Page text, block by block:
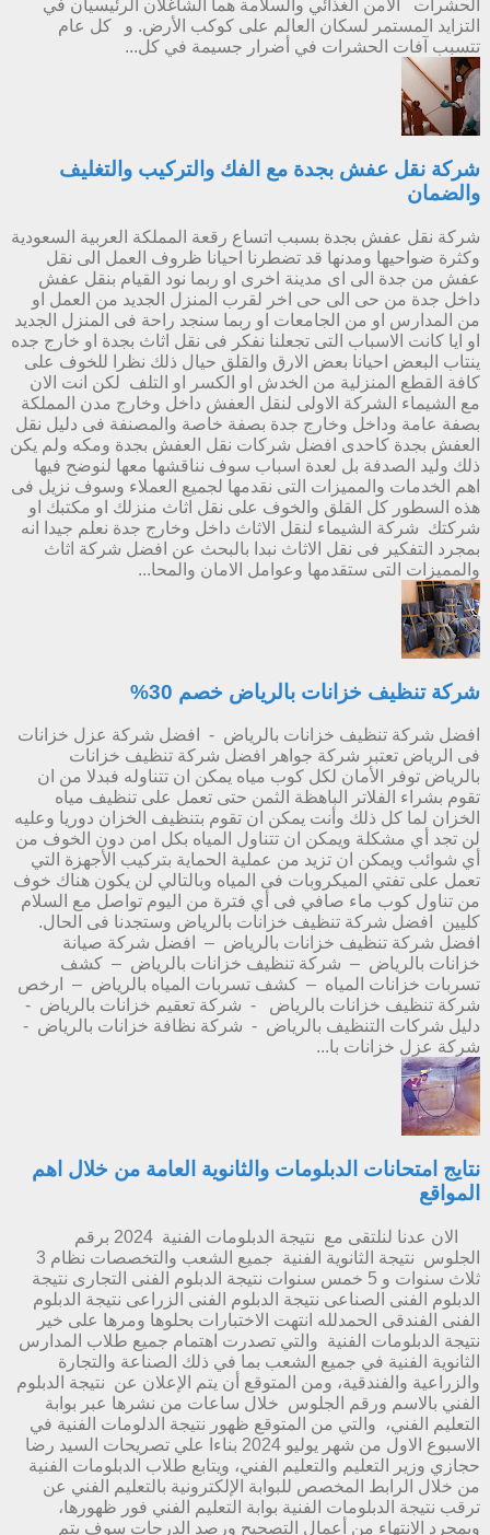
الحشرات الأمن الغذائي والسلامة هما الشاغلان الرئيسيان في
التزايد المستمر لسكان العالم على كوكب الأرض. و كل عام
تتسبب آفات الحشرات في أضرار جسيمة في كل...
شركة نقل عفش بجدة مع الفك والتركيب والتغليف
والضمان
شركة نقل عفش بجدة بسبب اتساع رقعة المملكة العربية السعودية
وكثرة ضواحيها ومدنها قد تضطرنا احيانا ظروف العمل الى نقل
عفش من جدة الى اى مدينة اخرى او ربما نود القيام بنقل عفش
داخل جدة من حى الى حى اخر لقرب المنزل الجديد من العمل او
من المدارس او من الجامعات او ربما سنجد راحة فى المنزل الجديد
او ايا كانت الاسباب التى تجعلنا نفكر فى نقل اثاث بجدة او خارج جده
ينتاب البعض احيانا بعض الارق والقلق حيال ذلك نظرا للخوف على
كافة القطع المنزلية من الخدش او الكسر او التلف لكن انت الان
مع الشيماء الشركة الاولى لنقل العفش داخل وخارج مدن المملكة
بصفة عامة وداخل وخارج جدة بصفة خاصة والمصنفة فى دليل نقل
العفش بجدة كاحدى افضل شركات نقل العفش بجدة ومكه ولم يكن
ذلك وليد الصدفة بل لعدة اسباب سوف نناقشها معها لنوضح فيها
اهم الخدمات والمميزات التى نقدمها لجميع العملاء وسوف نزيل فى
هذه السطور كل القلق والخوف على نقل اثاث منزلك او مكتبك او
شركتك شركة الشيماء لنقل الاثاث داخل وخارج جدة نعلم جيدا انه
بمجرد التفكير فى نقل الاثاث نبدا بالبحث عن افضل شركة اثاث
والمميزات التى ستقدمها وعوامل الامان والمحا...
شركة تنظيف خزانات بالرياض خصم 30%
افضل شركة تنظيف خزانات بالرياض - افضل شركة عزل خزانات
فى الرياض تعتبر شركة جواهر افضل شركة تنظيف خزانات
بالرياض توفر الأمان لكل كوب مياه يمكن ان تتناوله فبدلا من ان
تقوم بشراء الفلاتر الباهظة الثمن حتى تعمل على تنظيف مياه
الخزان لما كل ذلك وأنت يمكن ان تقوم بتنظيف الخزان دوريا وعليه
لن تجد أي مشكلة ويمكن ان تتناول المياه بكل امن دون الخوف من
أي شوائب ويمكن ان تزيد من عملية الحماية بتركيب الأجهزة التي
تعمل على تفتي الميكروبات فى المياه وبالتالي لن يكون هناك خوف
من تناول كوب ماء صافي فى أي فترة من اليوم تواصل مع السلام
كليين افضل شركة تنظيف خزانات بالرياض وستجدنا فى الحال.
افضل شركة تنظيف خزانات بالرياض – افضل شركة صيانة
خزانات بالرياض – شركة تنظيف خزانات بالرياض – كشف
تسربات خزانات المياه – كشف تسربات المياه بالرياض – ارخص
شركة تنظيف خزانات بالرياض - شركة تعقيم خزانات بالرياض -
دليل شركات التنظيف بالرياض - شركة نظافة خزانات بالرياض -
شركة عزل خزانات با...
نتايج امتحانات الدبلومات والثانوية العامة من خلال اهم
المواقع
الان عدنا لنلتقى مع نتيجة الدبلومات الفنية 2024 برقم
الجلوس نتيجة الثانوية الفنية جميع الشعب والتخصصات نظام 3
ثلاث سنوات و 5 خمس سنوات نتيجة الدبلوم الفنى التجارى نتيجة
الدبلوم الفنى الصناعى نتيجة الدبلوم الفنى الزراعى نتيجة الدبلوم
الفنى الفندقى الحمدلله انتهت الاختبارات بحلوها ومرها على خير
نتيجة الدبلومات الفنية والتي تصدرت اهتمام جميع طلاب المدارس
الثانوية الفنية في جميع الشعب بما في ذلك الصناعة والتجارة
والزراعية والفندقية، ومن المتوقع أن يتم الإعلان عن نتيجة الدبلوم
الفني بالاسم ورقم الجلوس خلال ساعات من نشرها عبر بوابة
التعليم الفني، والتي من المتوقع ظهور نتيجة الدلومات الفنية في
الاسبوع الاول من شهر يوليو 2024 بناءا علي تصريحات السيد رضا
حجازي وزير التعليم والتعليم الفني، ويتابع طلاب الدبلومات الفنية
من خلال الرابط المخصص للبوابة الإلكترونية بالتعليم الفني عن
ترقب نتيجة الدبلومات الفنية بوابة التعليم الفني فور ظهورها،
وبمجرد الانتهاء من أعمال التصحيح ورصد الدرجات سوف يتم